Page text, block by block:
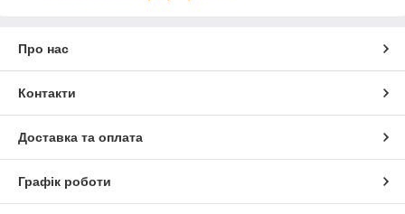
Про нас
Контакти
Доставка та оплата
Графік роботи